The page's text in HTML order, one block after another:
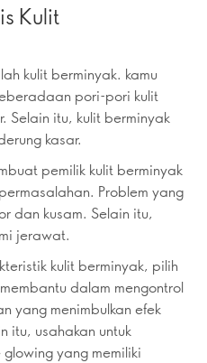
Kulit
kulit berminyak. kamu
pori-pori kulit
Selain itu, kulit berminyak
kasar.
pemilik kulit berminyak
Problem yang
dan kusam. Selain itu,
jerawat.
kulit berminyak, pilih
dalam mengontrol
yang menimbulkan efek
itu, usahakan untuk
yang memiliki